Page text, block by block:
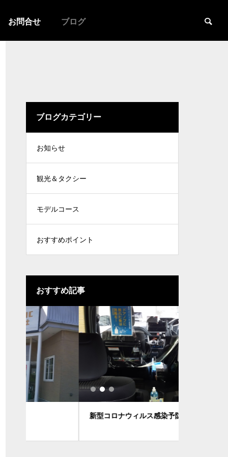
お問合せ ブログ
ブログカテゴリー
お知らせ
観光＆タクシー
モデルコース
おすすめポイント
おすすめ記事
新型コロナウィルス感染予防対策！